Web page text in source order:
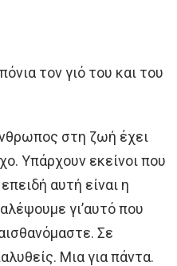
τον γιό του και του
στη ζωή έχει
Υπάρχουν εκείνοι που
αυτή είναι η
γι’αυτό που
Σε
Μια για πάντα.